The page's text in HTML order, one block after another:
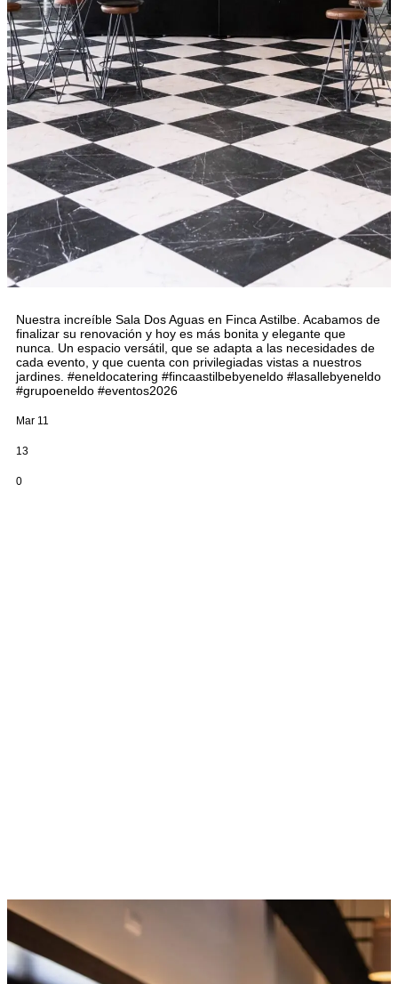
Nuestra increíble Sala Dos Aguas en Finca Astilbe. Acabamos de
finalizar su renovación y hoy es más bonita y elegante que
nunca. Un espacio versátil, que se adapta a las necesidades de
cada evento, y que cuenta con privilegiadas vistas a nuestros
jardines. #eneldocatering #fincaastilbebyeneldo #lasallebyeneldo
#grupoeneldo #eventos2026
Mar 11
13
0